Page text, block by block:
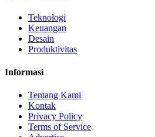
Teknologi
Keuangan
Desain
Produktivitas
Informasi
Tentang Kami
Kontak
Privacy Policy
Terms of Service